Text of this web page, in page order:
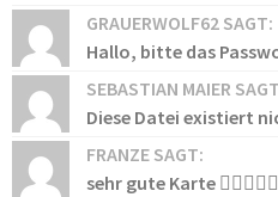
GRAUERWOLF62 SAGT:
Hallo, bitte das
SEBASTIAN MAIER
Diese Datei existiert
FRANZE SAGT:
sehr gute Karte